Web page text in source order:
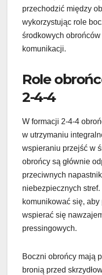
przechodzić między
wykorzystując role
środkowych
komunikacji.
Role
2-4-4
W formacji 2-4-4
w utrzymaniu
wspieraniu przejść w
obrońcy są głównie
przeciwnych
niebezpiecznych
komunikować się,
wspierać się
pressingowych.
Boczni obrońcy mają
bronią przed